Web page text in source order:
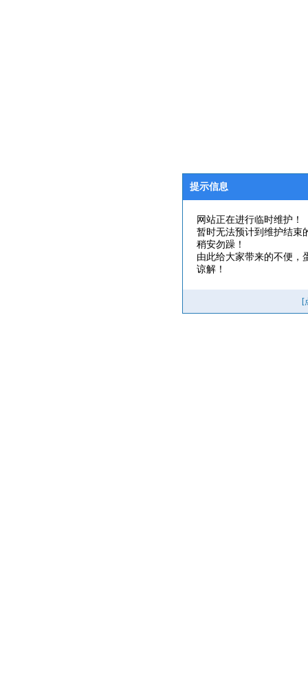
提示信息
网站正在进行临时维护！
暂时无法预计到维护结束
稍安勿躁！
由此给大家带来的不便，
谅解！
[